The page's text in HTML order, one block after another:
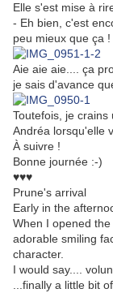
Elle s'est mise à
- Eh bien, c'est
peu mieux que ça !
Aie aie aie.... ça
je sais d'avance
Toutefois, je
Andréa lorsqu'elle
À suivre !
Bonne journée :-)
♥♥♥
Prune's arrival
Early in the
When I opened
adorable smiling
character.
I would say....
...finally a little bit